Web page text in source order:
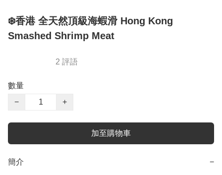
❄️香港 全天然頂級海蝦滑 Hong Kong
Smashed Shrimp Meat
2 評語
數量
−
+
加至購物車
簡介 −